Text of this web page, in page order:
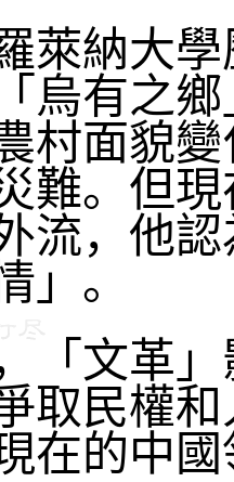
納大學
烏有之
村面貌
難。但
流，他
」。
文革」
取民權
在的中